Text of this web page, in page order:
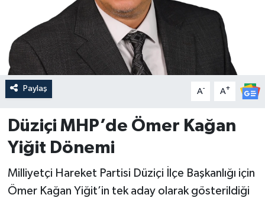
Paylaş A- A+
Düziçi MHP’de Ömer Kağan
Yiğit Dönemi
Milliyetçi Hareket Partisi Düziçi İlçe Başkanlığı için
Ömer Kağan Yiğit’in tek aday olarak gösterildiği